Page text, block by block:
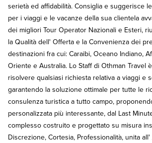
serietà ed affidabilità. Consiglia e suggerisce
per i viaggi e le vacanze della sua clientela
dei migliori Tour Operator Nazionali e Esteri,
la Qualità dell' Offerta e la Convenienza dei
destinazioni fra cui: Caraibi, Oceano Indiano,
Oriente e Australia. Lo Staff di Othman Travel
risolvere qualsiasi richiesta relativa a viaggi e
garantendo la soluzione ottimale per tutte le
consulenza turistica a tutto campo,
personalizzata più interessante, dal Last
complesso costruito e progettato su misura
Discrezione, Cortesia, Professionalità, unita